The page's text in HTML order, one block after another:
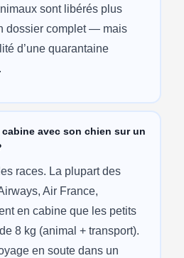
sont libérés plus
dossier complet — mais
d’une quarantaine
avec son chien sur un
races. La plupart des
Air France,
en cabine que les petits
8 kg (animal + transport).
en soute dans un